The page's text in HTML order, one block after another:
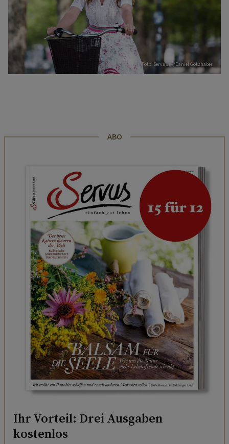
Foto: ServusTV/Daniel Götzhaber
ABO
Ihr Vorteil: Drei Ausgaben
kostenlos